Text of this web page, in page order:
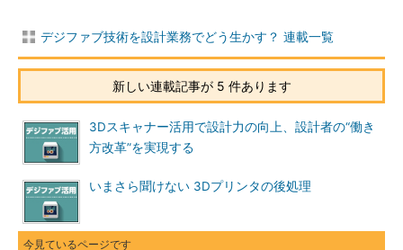
デジファブ技術を設計業務でどう生かす？ 連載一覧
新しい連載記事が 5 件あります
3Dスキャナー活用で設計力の向上、設計者の“働き
方改革”を実現する
いまさら聞けない 3Dプリンタの後処理